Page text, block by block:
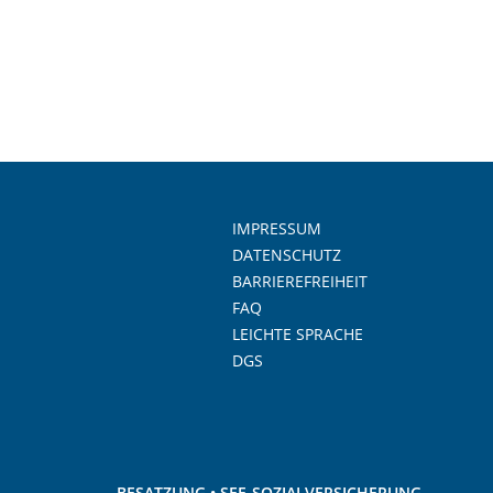
IMPRESSUM
DATENSCHUTZ
BARRIEREFREIHEIT
FAQ
LEICHTE SPRACHE
DGS